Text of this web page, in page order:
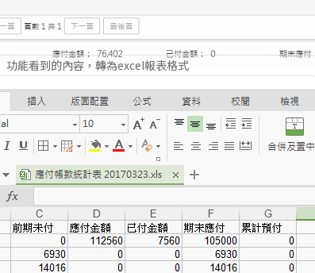
功能看到的內容，轉為excel報表格式